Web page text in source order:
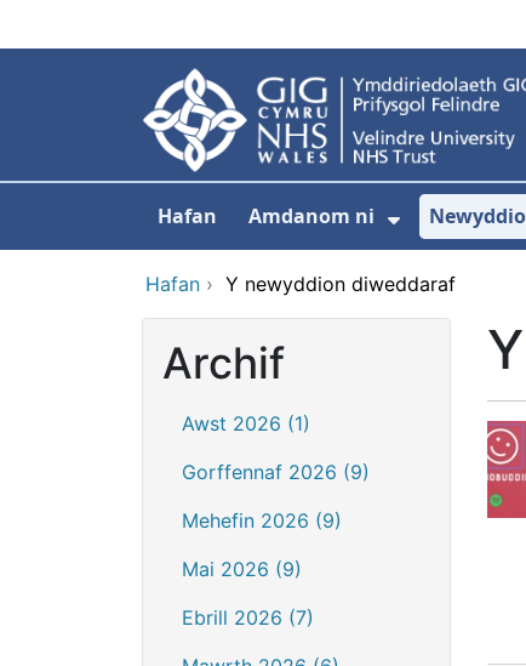
Hafan Amdanom ni
Dangos
Hafan › Y newyddion diweddaraf
Archif
Awst 2026 (1)
Gorffennaf 2026 (9)
Mehefin 2026 (9)
Mai 2026 (9)
Ebrill 2026 (7)